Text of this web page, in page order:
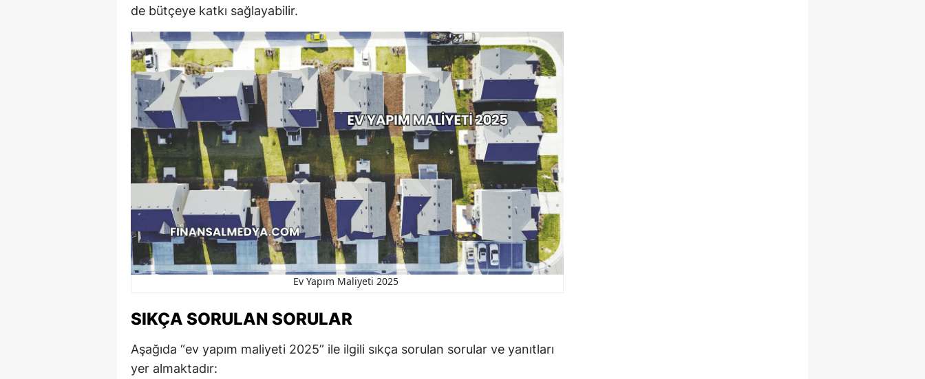
de bütçeye katkı sağlayabilir.
Ev Yapım Maliyeti 2025
SIKÇA SORULAN SORULAR
Aşağıda “ev yapım maliyeti 2025” ile ilgili sıkça sorulan sorular ve yanıtları
yer almaktadır: